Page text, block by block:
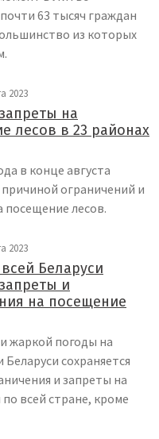
63 тысяч граждан
из которых
2023
на
лесов в 23 районах
в конце августа
ограничений и
посещение лесов.
2023
Беларуси
и
на посещение
жаркой погоды на
сохраняется
и запреты на
всей стране, кроме